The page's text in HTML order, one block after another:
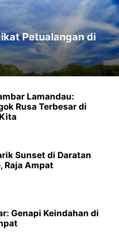
Petualangan di
Lamandau:
Rusa Terbesar di
Sunset di Daratan
Raja Ampat
Genapi Keindahan di